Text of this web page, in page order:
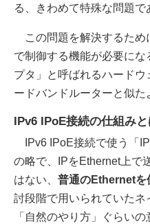
る、きわめて特殊な問題で
この問題を解決するため
で制御する機能が必要に
プタ」と呼ばれるハード
ードバンドルーターと似た
IPv6 IPoE接続の仕組みと
IPv6 IPoE接続で使う「
の略で、IPをEthernet上で
はない、 普通のEthernetを
討段階で用いられていた
「自然のやり方」ぐらい